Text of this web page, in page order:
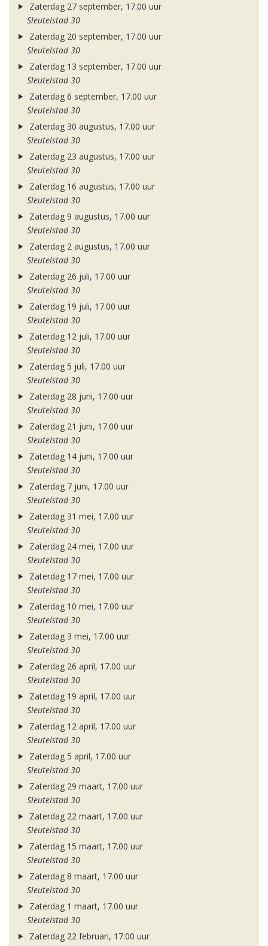
Zaterdag 27 september, 17.00 uur
Sleutelstad 30
Zaterdag 20 september, 17.00 uur
Sleutelstad 30
Zaterdag 13 september, 17.00 uur
Sleutelstad 30
Zaterdag 6 september, 17.00 uur
Sleutelstad 30
Zaterdag 30 augustus, 17.00 uur
Sleutelstad 30
Zaterdag 23 augustus, 17.00 uur
Sleutelstad 30
Zaterdag 16 augustus, 17.00 uur
Sleutelstad 30
Zaterdag 9 augustus, 17.00 uur
Sleutelstad 30
Zaterdag 2 augustus, 17.00 uur
Sleutelstad 30
Zaterdag 26 juli, 17.00 uur
Sleutelstad 30
Zaterdag 19 juli, 17.00 uur
Sleutelstad 30
Zaterdag 12 juli, 17.00 uur
Sleutelstad 30
Zaterdag 5 juli, 17.00 uur
Sleutelstad 30
Zaterdag 28 juni, 17.00 uur
Sleutelstad 30
Zaterdag 21 juni, 17.00 uur
Sleutelstad 30
Zaterdag 14 juni, 17.00 uur
Sleutelstad 30
Zaterdag 7 juni, 17.00 uur
Sleutelstad 30
Zaterdag 31 mei, 17.00 uur
Sleutelstad 30
Zaterdag 24 mei, 17.00 uur
Sleutelstad 30
Zaterdag 17 mei, 17.00 uur
Sleutelstad 30
Zaterdag 10 mei, 17.00 uur
Sleutelstad 30
Zaterdag 3 mei, 17.00 uur
Sleutelstad 30
Zaterdag 26 april, 17.00 uur
Sleutelstad 30
Zaterdag 19 april, 17.00 uur
Sleutelstad 30
Zaterdag 12 april, 17.00 uur
Sleutelstad 30
Zaterdag 5 april, 17.00 uur
Sleutelstad 30
Zaterdag 29 maart, 17.00 uur
Sleutelstad 30
Zaterdag 22 maart, 17.00 uur
Sleutelstad 30
Zaterdag 15 maart, 17.00 uur
Sleutelstad 30
Zaterdag 8 maart, 17.00 uur
Sleutelstad 30
Zaterdag 1 maart, 17.00 uur
Sleutelstad 30
Zaterdag 22 februari, 17.00 uur